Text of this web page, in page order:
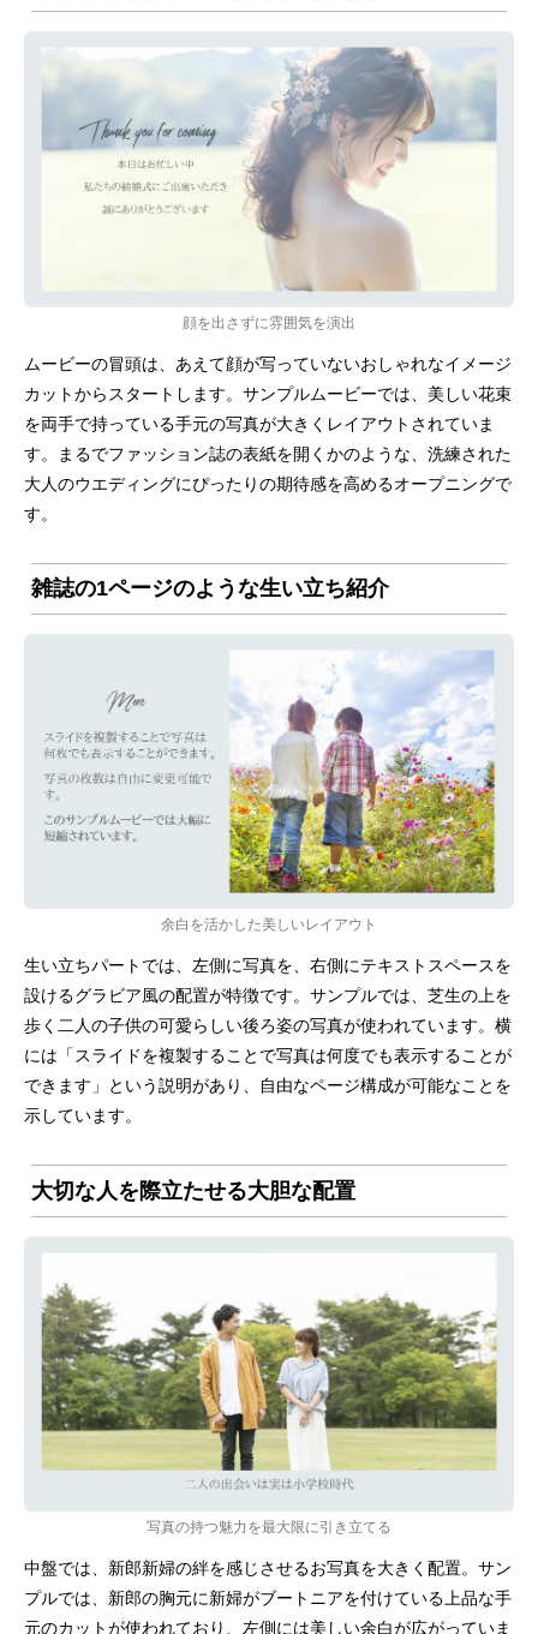
顔を出さずに雰囲気を演出
ムービーの冒頭は、あえて顔が写っていないおしゃれなイメージ
カットからスタートします。サンプルムービーでは、美しい花束
を両手で持っている手元の写真が大きくレイアウトされていま
す。まるでファッション誌の表紙を開くかのような、洗練された
大人のウエディングにぴったりの期待感を高めるオープニングで
す。
雑誌の1ページのような生い立ち紹介
余白を活かした美しいレイアウト
生い立ちパートでは、左側に写真を、右側にテキストスペースを
設けるグラビア風の配置が特徴です。サンプルでは、芝生の上を
歩く二人の子供の可愛らしい後ろ姿の写真が使われています。横
には「スライドを複製することで写真は何度でも表示することが
できます」という説明があり、自由なページ構成が可能なことを
示しています。
大切な人を際立たせる大胆な配置
写真の持つ魅力を最大限に引き立てる
中盤では、新郎新婦の絆を感じさせるお写真を大きく配置。サン
プルでは、新郎の胸元に新婦がブートニアを付けている上品な手
元のカットが使われており、左側には美しい余白が広がっていま